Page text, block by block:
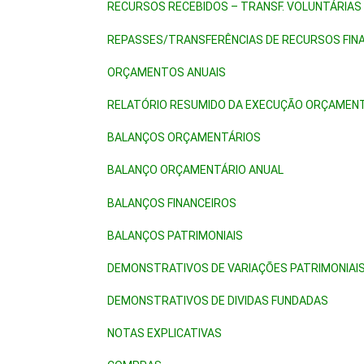
RECURSOS RECEBIDOS – TRANSF. VOLUNTÁRIAS
REPASSES/TRANSFERÊNCIAS DE RECURSOS
ORÇAMENTOS ANUAIS
RELATÓRIO RESUMIDO DA EXECUÇÃO
BALANÇOS ORÇAMENTÁRIOS
BALANÇO ORÇAMENTÁRIO ANUAL
BALANÇOS FINANCEIROS
BALANÇOS PATRIMONIAIS
DEMONSTRATIVOS DE VARIAÇÕES PATRIMONIAIS
DEMONSTRATIVOS DE DIVIDAS FUNDADAS
NOTAS EXPLICATIVAS